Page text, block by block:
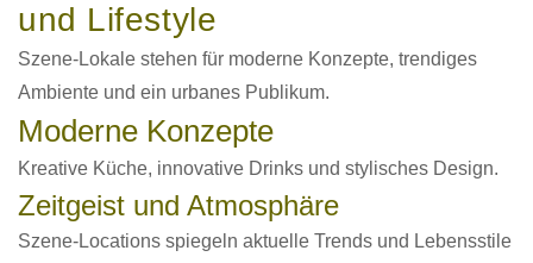
und Lifestyle
Szene-Lokale stehen für moderne Konzepte, trendiges
Ambiente und ein urbanes Publikum.
Moderne Konzepte
Kreative Küche, innovative Drinks und stylisches Design.
Zeitgeist und Atmosphäre
Szene-Locations spiegeln aktuelle Trends und Lebensstile